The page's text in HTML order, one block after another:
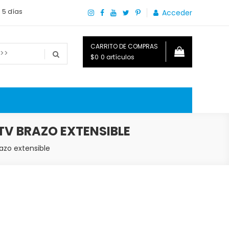
5 días Acceder
CARRITO DE COMPRAS
$0 0 artículos
BRAZO EXTENSIBLE
extensible